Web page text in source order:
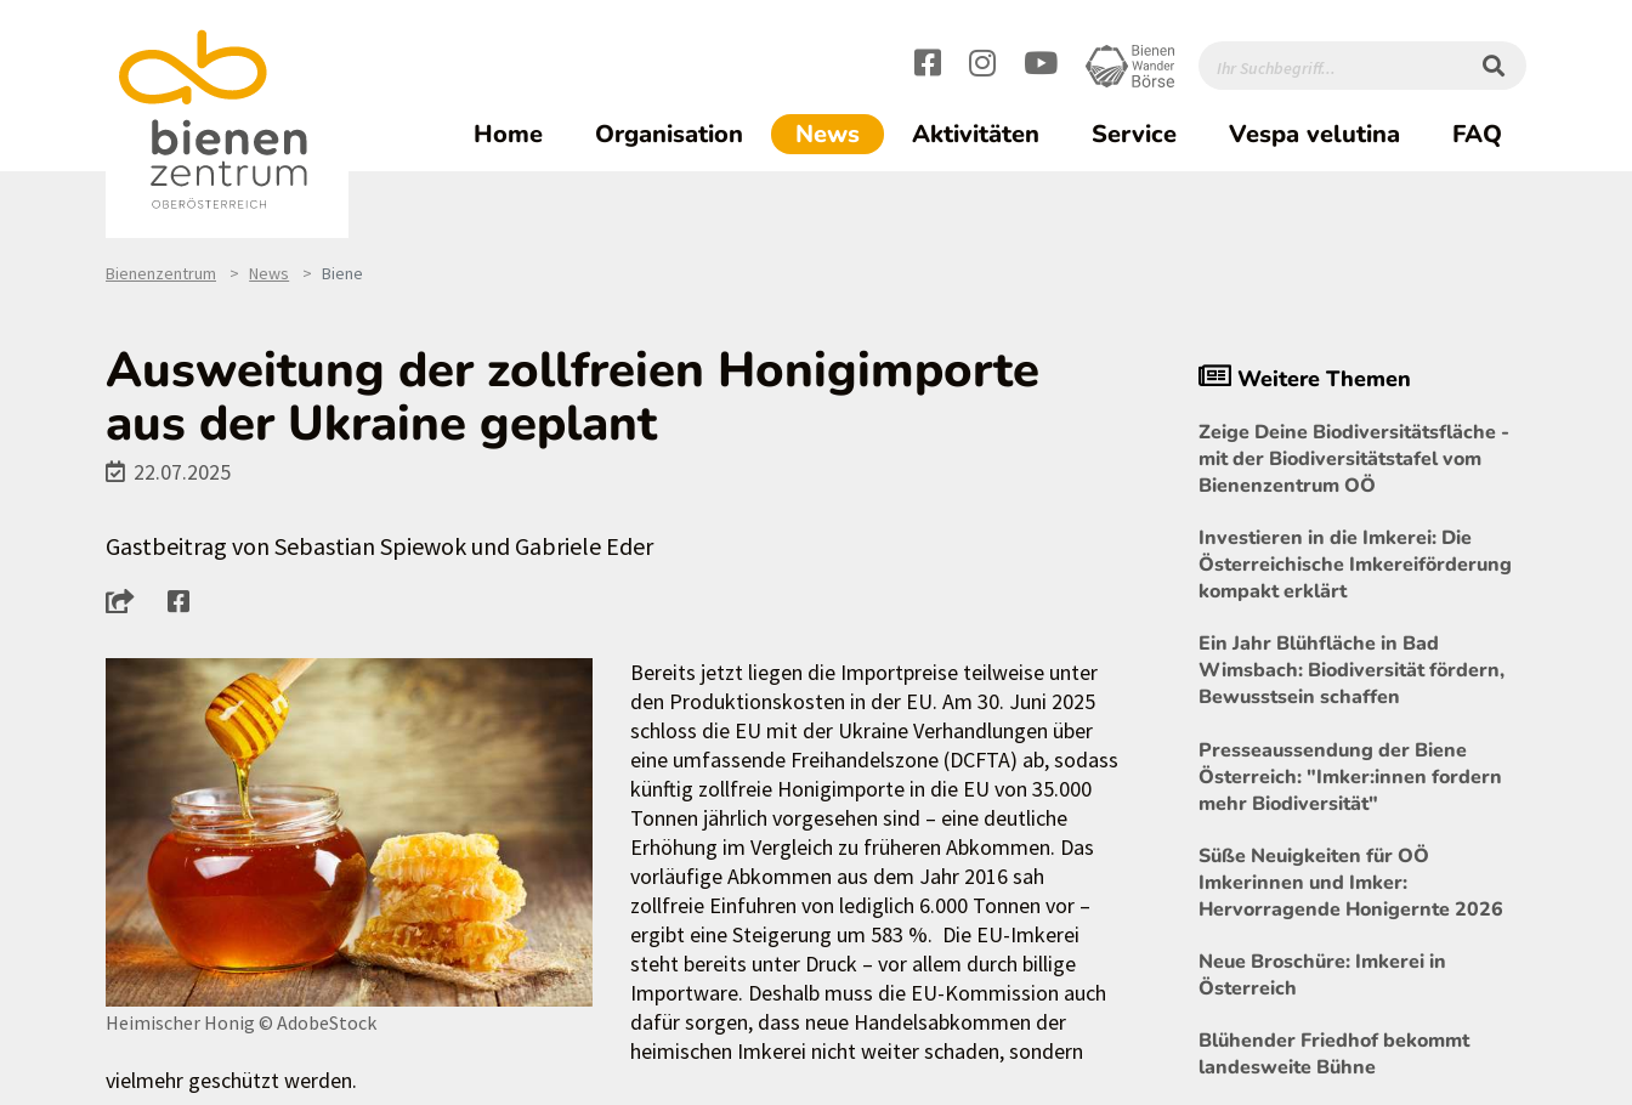
Home Organisation News(current)1
Aktivitäten Service Vespa velutina FAQ
Bienenzentrum News Biene
Ausweitung der zollfreien Honigimporte
aus der Ukraine geplant
22.07.2025
Gastbeitrag von Sebastian Spiewok und Gabriele Eder
Heimischer Honig © AdobeStock
Bereits jetzt liegen die Importpreise teilweise unter
den Produktionskosten in der EU. Am 30. Juni 2025
schloss die EU mit der Ukraine Verhandlungen über
eine umfassende Freihandelszone (DCFTA) ab, sodass
künftig zollfreie Honigimporte in die EU von 35.000
Tonnen jährlich vorgesehen sind – eine deutliche
Erhöhung im Vergleich zu früheren Abkommen. Das
vorläufige Abkommen aus dem Jahr 2016 sah
zollfreie Einfuhren von lediglich 6.000 Tonnen vor –
ergibt eine Steigerung um 583 %. Die EU-Imkerei
steht bereits unter Druck – vor allem durch billige
Importware. Deshalb muss die EU-Kommission auch
dafür sorgen, dass neue Handelsabkommen der
heimischen Imkerei nicht weiter schaden, sondern
vielmehr geschützt werden.
Weitere Themen
Zeige Deine Biodiversitätsfläche -
mit der Biodiversitätstafel vom
Bienenzentrum OÖ
Investieren in die Imkerei: Die
Österreichische Imkereiförderung
kompakt erklärt
Ein Jahr Blühfläche in Bad
Wimsbach: Biodiversität fördern,
Bewusstsein schaffen
Presseaussendung der Biene
Österreich: "Imker:innen fordern
mehr Biodiversität"
Süße Neuigkeiten für OÖ
Imkerinnen und Imker:
Hervorragende Honigernte 2026
Neue Broschüre: Imkerei in
Österreich
Blühender Friedhof bekommt
landesweite Bühne